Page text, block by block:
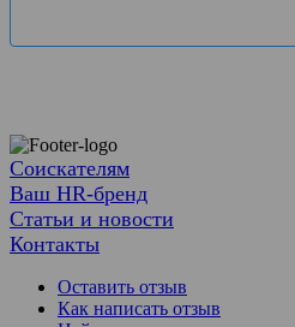
Соискателям
Ваш HR-бренд
Статьи и новости
Контакты
Оставить отзыв
Как написать отзыв